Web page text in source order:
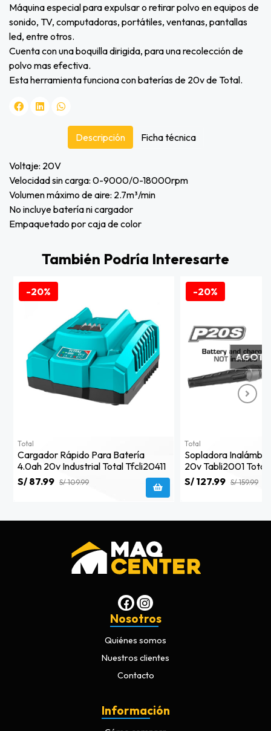
Máquina especial para expulsar o retirar polvo en equipos de
sonido, TV, computadoras, portátiles, ventanas, pantallas
led, entre otros.
Cuenta con una boquilla dirigida, para una recolección de
polvo mas efectiva.
Esta herramienta funciona con baterías de 20v de Total.
Voltaje: 20V
Velocidad sin carga: 0-9000/0-18000rpm
Volumen máximo de aire: 2.7m³/min
No incluye batería ni cargador
Empaquetado por caja de color
Descripción Ficha técnica
También Podría Interesarte
-20%
Total
Cargador Rápido Para Batería
4.0ah 20v Industrial Total Tfcli20411
S/ 87.99 S/ 109.99
-20%
Total
Sopladora
20v Tabli2001 Total
S/ 127.99 S/ 159.99
Nosotros
Quiénes somos
Nuestros clientes
Contacto
Información